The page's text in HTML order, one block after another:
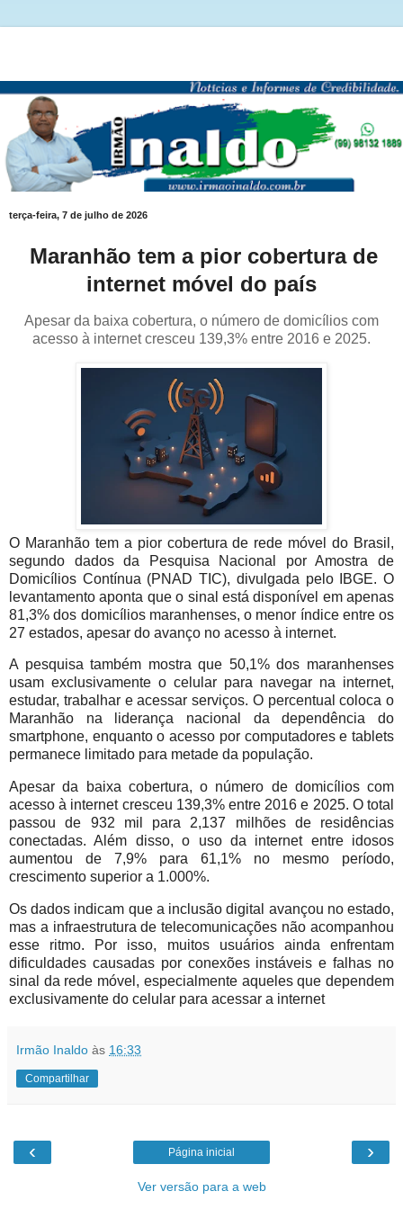
terça-feira, 7 de julho de 2026
Maranhão tem a pior cobertura de
internet móvel do país
Apesar da baixa cobertura, o número de domicílios com
acesso à internet cresceu 139,3% entre 2016 e 2025.
O Maranhão tem a pior cobertura de rede móvel do Brasil,
segundo dados da Pesquisa Nacional por Amostra de
Domicílios Contínua (PNAD TIC), divulgada pelo IBGE. O
levantamento aponta que o sinal está disponível em apenas
81,3% dos domicílios maranhenses, o menor índice entre os
27 estados, apesar do avanço no acesso à internet.
A pesquisa também mostra que 50,1% dos maranhenses
usam exclusivamente o celular para navegar na internet,
estudar, trabalhar e acessar serviços. O percentual coloca o
Maranhão na liderança nacional da dependência do
smartphone, enquanto o acesso por computadores e tablets
permanece limitado para metade da população.
Apesar da baixa cobertura, o número de domicílios com
acesso à internet cresceu 139,3% entre 2016 e 2025. O total
passou de 932 mil para 2,137 milhões de residências
conectadas. Além disso, o uso da internet entre idosos
aumentou de 7,9% para 61,1% no mesmo período,
crescimento superior a 1.000%.
Os dados indicam que a inclusão digital avançou no estado,
mas a infraestrutura de telecomunicações não acompanhou
esse ritmo. Por isso, muitos usuários ainda enfrentam
dificuldades causadas por conexões instáveis e falhas no
sinal da rede móvel, especialmente aqueles que dependem
exclusivamente do celular para acessar a internet
Irmão Inaldo às 16:33
Compartilhar
‹ ›
Página inicial
Ver versão para a web